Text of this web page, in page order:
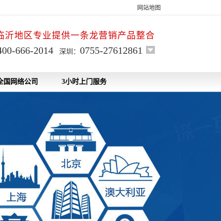
网站地图
沂地区专业提供一条龙营销产品整合
666-2014 深圳： 0755-27612861
国网络公司 3小时上门服务